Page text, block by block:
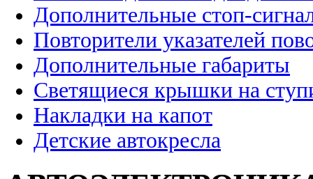
Дополнительные стоп-
Повторители указателей
Дополнительные габариты
Светящиеся крышки на
Накладки на капот
Детские автокресла